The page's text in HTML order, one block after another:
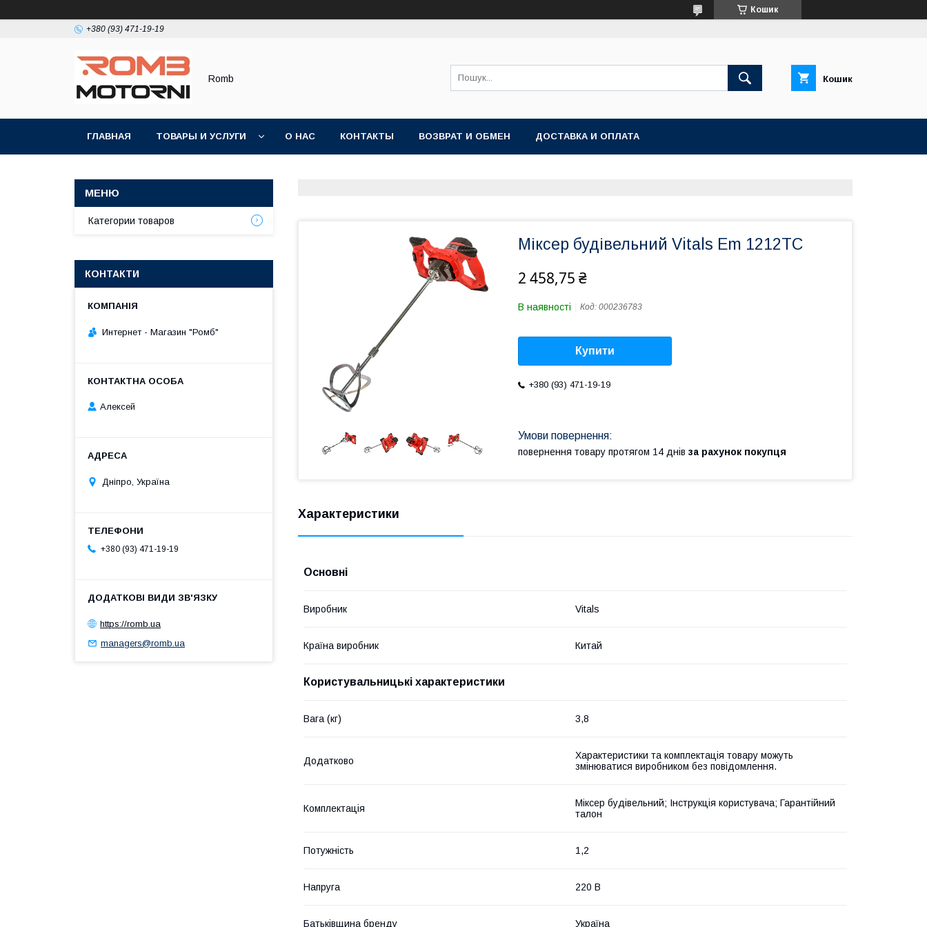
Кошик
+380 (93) 471-19-19
Romb Кошик
ГЛАВНАЯ ТОВАРЫ И УСЛУГИ О НАС КОНТАКТЫ ВОЗВРАТ И ОБМЕН ДОСТАВКА И ОПЛАТА
Міксер будівельний Vitals Em 1212TC
2 458,75 ₴
В наявності Код: 000236783
Купити
+380 (93) 471-19-19
повернення товару протягом 14 днів за рахунок покупця
Характеристики
Основні
Виробник Vitals
Країна виробник Китай
Користувальницькі характеристики
Вага (кг) 3,8
Додатково
Характеристики та комплектація товару можуть
змінюватися виробником без повідомлення.
Комплектація
Міксер будівельний; Інструкція користувача; Гарантійний
талон
Потужність 1,2
Напруга 220 В
Батьківщина бренду Україна
Категории товаров
КОНТАКТИ
Интернет - Магазин "Ромб"
Алексей
Дніпро, Україна
+380 (93) 471-19-19
https://romb.ua
managers@romb.ua